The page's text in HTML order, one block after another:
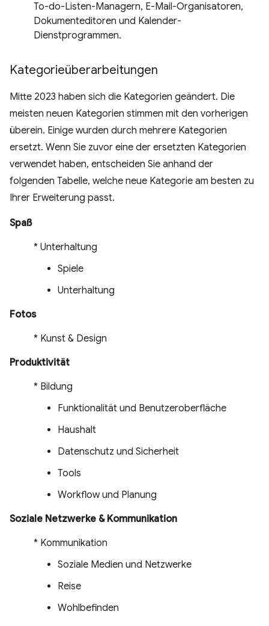
To-do-Listen-Managern, E-Mail-Organisatoren,
Dokumenteditoren und Kalender-
Dienstprogrammen.
Kategorieüberarbeitungen
Mitte 2023 haben sich die Kategorien geändert. Die
meisten neuen Kategorien stimmen mit den vorherigen
überein. Einige wurden durch mehrere Kategorien
ersetzt. Wenn Sie zuvor eine der ersetzten Kategorien
verwendet haben, entscheiden Sie anhand der
folgenden Tabelle, welche neue Kategorie am besten zu
Ihrer Erweiterung passt.
Spaß
* Unterhaltung
Spiele
Unterhaltung
Fotos
* Kunst & Design
Produktivität
* Bildung
Funktionalität und Benutzeroberfläche
Haushalt
Datenschutz und Sicherheit
Tools
Workflow und Planung
Soziale Netzwerke & Kommunikation
* Kommunikation
Soziale Medien und Netzwerke
Reise
Wohlbefinden